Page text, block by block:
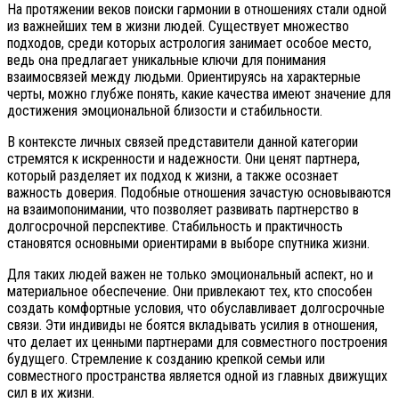
На протяжении веков поиски гармонии в отношениях стали одной
из важнейших тем в жизни людей. Существует множество
подходов, среди которых астрология занимает особое место,
ведь она предлагает уникальные ключи для понимания
взаимосвязей между людьми. Ориентируясь на характерные
черты, можно глубже понять, какие качества имеют значение для
достижения эмоциональной близости и стабильности.
В контексте личных связей представители данной категории
стремятся к искренности и надежности. Они ценят партнера,
который разделяет их подход к жизни, а также осознает
важность доверия. Подобные отношения зачастую основываются
на взаимопонимании, что позволяет развивать партнерство в
долгосрочной перспективе. Стабильность и практичность
становятся основными ориентирами в выборе спутника жизни.
Для таких людей важен не только эмоциональный аспект, но и
материальное обеспечение. Они привлекают тех, кто способен
создать комфортные условия, что обуславливает долгосрочные
связи. Эти индивиды не боятся вкладывать усилия в отношения,
что делает их ценными партнерами для совместного построения
будущего. Стремление к созданию крепкой семьи или
совместного пространства является одной из главных движущих
сил в их жизни.